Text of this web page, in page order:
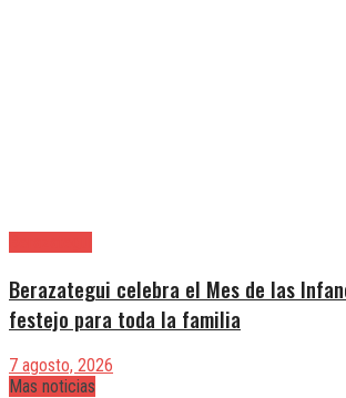
Berazategui celebra el Mes de las
festejo para toda la familia
7 agosto, 2026
Mas noticias